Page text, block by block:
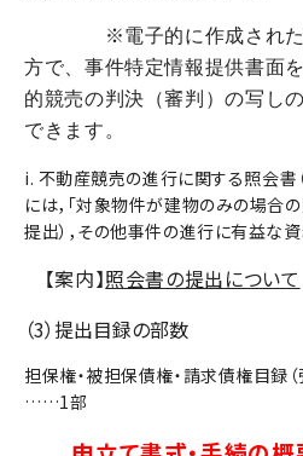
※電子的に作成された確
方で、事件特定情報提供書面
的競売の判決（審判）の写し
できます。
i. 不動産競売の進行に関する照会書
には，「対象物件が建物のみの場合
提出），その他事件の進行に有益な
【案内】照会書の提出について
（3）提出目録の部数
担保権・被担保債権・請求債権目録
……1部